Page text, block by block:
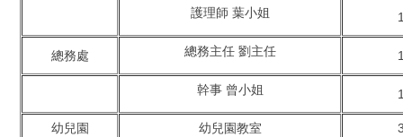
護理師 葉小姐
總務處 總務主任 劉主任
幹事 曾小姐
幼兒園 幼兒園教室